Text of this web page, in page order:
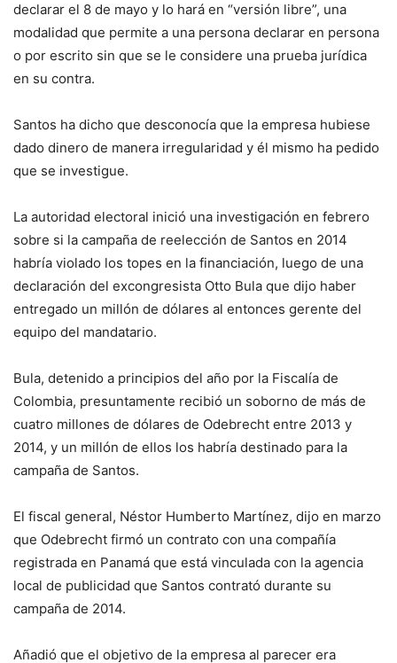
declarar el 8 de mayo y lo hará en “versión libre”, una
modalidad que permite a una persona declarar en persona
o por escrito sin que se le considere una prueba jurídica
en su contra.
Santos ha dicho que desconocía que la empresa hubiese
dado dinero de manera irregularidad y él mismo ha pedido
que se investigue.
La autoridad electoral inició una investigación en febrero
sobre si la campaña de reelección de Santos en 2014
habría violado los topes en la financiación, luego de una
declaración del excongresista Otto Bula que dijo haber
entregado un millón de dólares al entonces gerente del
equipo del mandatario.
Bula, detenido a principios del año por la Fiscalía de
Colombia, presuntamente recibió un soborno de más de
cuatro millones de dólares de Odebrecht entre 2013 y
2014, y un millón de ellos los habría destinado para la
campaña de Santos.
El fiscal general, Néstor Humberto Martínez, dijo en marzo
que Odebrecht firmó un contrato con una compañía
registrada en Panamá que está vinculada con la agencia
local de publicidad que Santos contrató durante su
campaña de 2014.
Añadió que el objetivo de la empresa al parecer era